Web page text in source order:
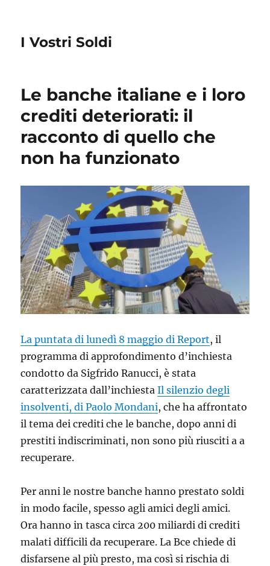
I Vostri Soldi
Le banche italiane e i loro
crediti deteriorati: il
racconto di quello che
non ha funzionato
La puntata di lunedì 8 maggio di Report, il
programma di approfondimento d’inchiesta
condotto da Sigfrido Ranucci, è stata
caratterizzata dall’inchiestaIl silenzio degli
insolventi, di Paolo Mondani, che ha affrontato
iltema dei crediti che le banche, dopo anni di
prestiti indiscriminati, non sono più riusciti a a
recuperare.
Per anni le nostre banche hanno prestato soldi
in modo facile, spesso agli amici degli amici.
Ora hanno in tasca circa 200 miliardi di crediti
malati difficili da recuperare. La Bce chiede di
disfarsene al più presto, ma così si rischia di